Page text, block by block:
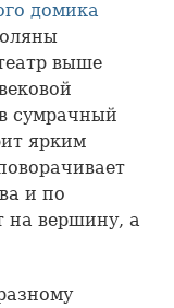
домика
выше
сумрачный
ярким
и по
на вершину, а